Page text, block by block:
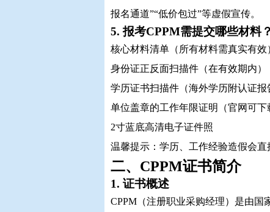
报名通道”“低价包过”等虚假宣传。
5. 报考CPPM需提交哪些材料？
核心材料清单（所有材料需真实有效
身份证正反面扫描件（在有效期内）
学历证书扫描件（海外学历附认证报
单位盖章的工作年限证明（官网可下
2寸蓝底高清电子证件照
温馨提示：学历、工作经验造假会直
二、CPPM证书简介
1. 证书概述
CPPM（注册职业采购经理）是由